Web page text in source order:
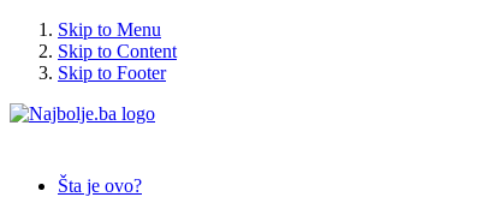
Skip to Menu
Skip to Content
Skip to Footer
Šta je ovo?